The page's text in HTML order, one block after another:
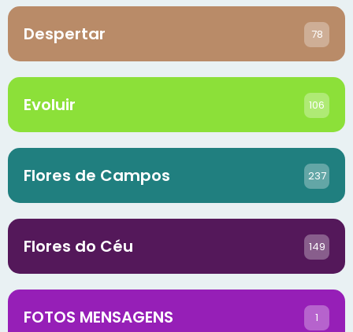
Despertar 78
Evoluir 106
Flores de Campos 237
Flores do Céu 149
FOTOS MENSAGENS 1